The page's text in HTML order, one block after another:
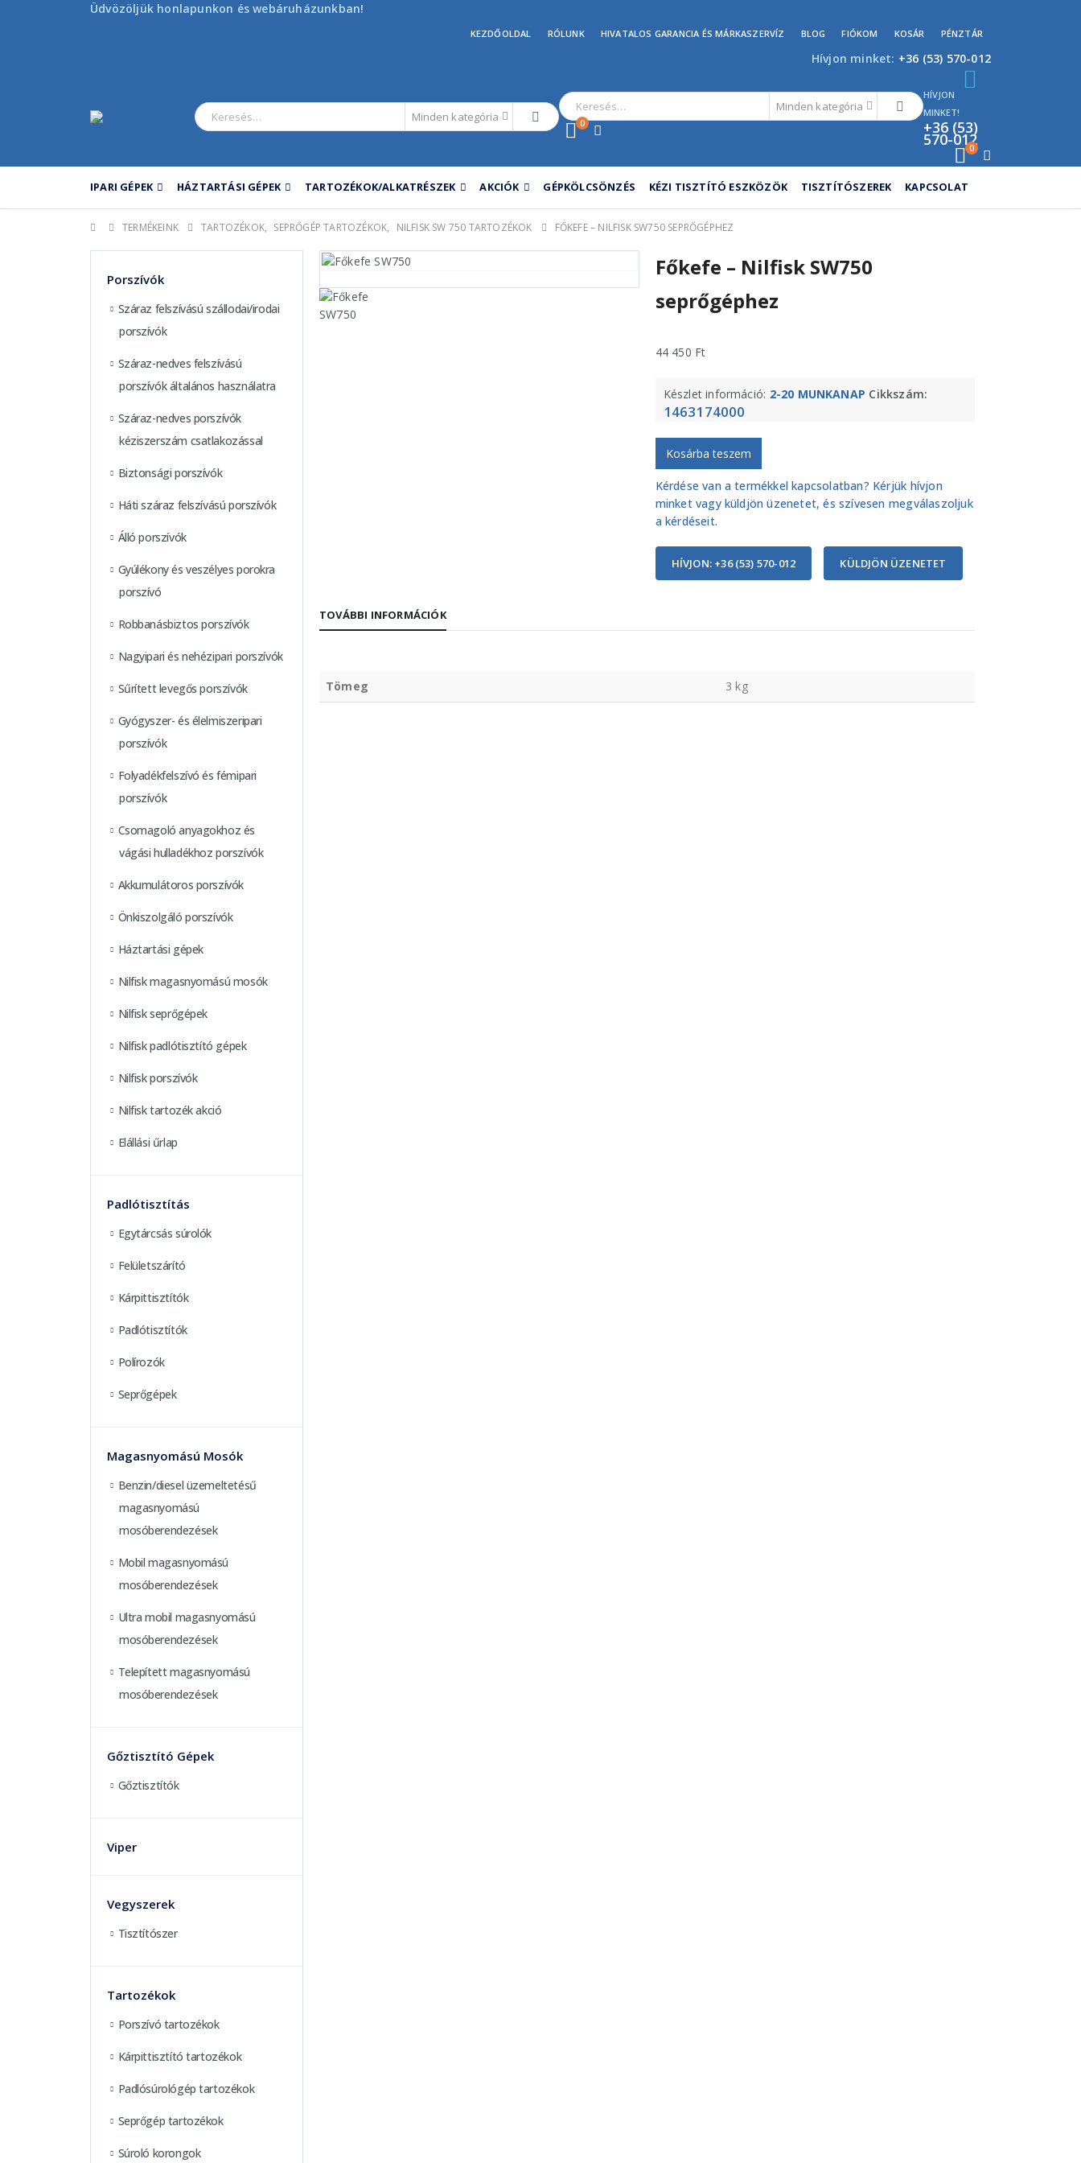
Üdvözöljük honlapunkon és webáruházunkban!
KEZDŐOLDAL RÓLUNK HIVATALOS GARANCIA ÉS MÁRKASZERVÍZ BLOG FIÓKOM KOSÁR PÉNZTÁR
Hívjon minket: +36 (53) 570-012
Minden kategória
Minden kategória
0
HÍVJON
MINKET!
+36 (53)
570-012
0
IPARI GÉPEK HÁZTARTÁSI GÉPEK TARTOZÉKOK/ALKATRÉSZEK AKCIÓK GÉPKÖLCSÖNZÉS KÉZI TISZTÍTÓ ESZKÖZÖK TISZTÍTÓSZEREK KAPCSOLAT
TERMÉKEINK TARTOZÉKOK, SEPRŐGÉP TARTOZÉKOK, NILFISK SW 750 TARTOZÉKOK FŐKEFE – NILFISK SW750 SEPRŐGÉPHEZ
Főkefe – Nilfisk SW750
seprőgéphez
44 450 Ft
Készlet információ: 2-20 MUNKANAP Cikkszám:
1463174000
Kosárba teszem
Kérdése van a termékkel kapcsolatban? Kérjük hívjon
minket vagy küldjön üzenetet, és szívesen megválaszoljuk
a kérdéseit.
HÍVJON: +36 (53) 570-012 KÜLDJÖN ÜZENETET
TOVÁBBI INFORMÁCIÓK
Tömeg 3 kg
Porszívók
Száraz felszívású szállodai/irodai
porszívók
Száraz-nedves felszívású
porszívók általános használatra
Száraz-nedves porszívók
kéziszerszám csatlakozással
Biztonsági porszívók
Háti száraz felszívású porszívók
Álló porszívók
Gyúlékony és veszélyes porokra
porszívó
Robbanásbiztos porszívók
Nagyipari és nehézipari porszívók
Sűrített levegős porszívók
Gyógyszer- és élelmiszeripari
porszívók
Folyadékfelszívó és fémipari
porszívók
Csomagoló anyagokhoz és
vágási hulladékhoz porszívók
Akkumulátoros porszívók
Önkiszolgáló porszívók
Háztartási gépek
Nilfisk magasnyomású mosók
Nilfisk seprőgépek
Nilfisk padlótisztító gépek
Nilfisk porszívók
Nilfisk tartozék akció
Elállási űrlap
Padlótisztítás
Egytárcsás súrolók
Felületszárító
Kárpittisztítók
Padlótisztítók
Polírozók
Seprőgépek
Magasnyomású Mosók
Benzin/diesel üzemeltetésű
magasnyomású
mosóberendezések
Mobil magasnyomású
mosóberendezések
Ultra mobil magasnyomású
mosóberendezések
Telepített magasnyomású
mosóberendezések
Gőztisztító Gépek
Gőztisztítók
Viper
Vegyszerek
Tisztítószer
Tartozékok
Porszívó tartozékok
Kárpittisztító tartozékok
Padlósúrológép tartozékok
Seprőgép tartozékok
Súroló korongok